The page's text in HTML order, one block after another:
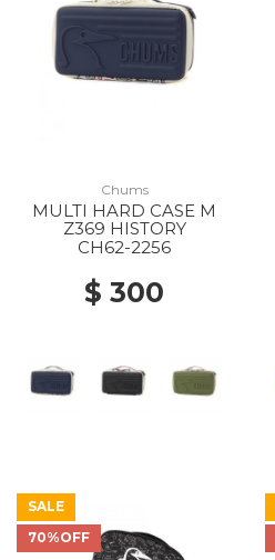
Chums
MULTI HARD CASE M
Z369 HISTORY
CH62-2256
$ 300
SALE
70%OFF